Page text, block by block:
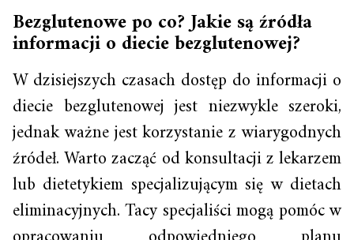
Bezglutenowe po co? Jakie są źródła
informacji o diecie bezglutenowej?
W dzisiejszych czasach dostęp do informacji o
diecie bezglutenowej jest niezwykle szeroki,
jednak ważne jest korzystanie z wiarygodnych
źródeł. Warto zacząć od konsultacji z lekarzem
lub dietetykiem specjalizującym się w dietach
eliminacyjnych. Tacy specjaliści mogą pomóc w